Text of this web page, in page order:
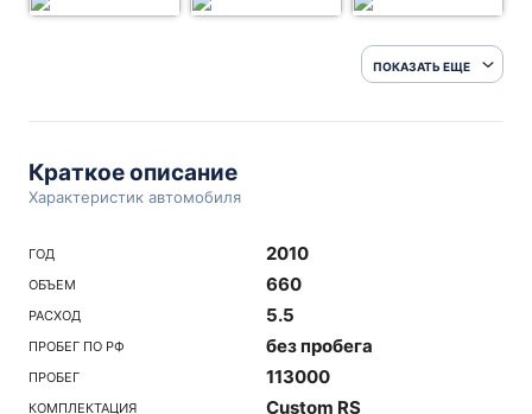
ПОКАЗАТЬ ЕЩЕ
Краткое описание
Характеристик автомобиля
ГОД 2010
ОБЪЕМ 660
РАСХОД 5.5
ПРОБЕГ ПО РФ без пробега
ПРОБЕГ 113000
КОМПЛЕКТАЦИЯ Custom RS